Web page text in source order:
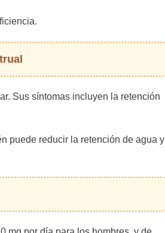
Sus síntomas incluyen la retención
puede reducir la retención de agua y